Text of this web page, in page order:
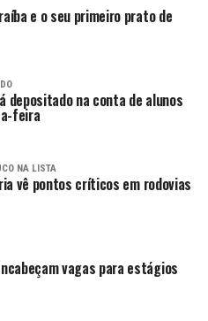
e o seu primeiro prato de
depositado na conta de alunos
feira
NA LISTA
vê pontos críticos em rodovias
vagas para estágios